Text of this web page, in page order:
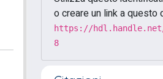
o creare un link a questo
https://hdl.handle.net/
8